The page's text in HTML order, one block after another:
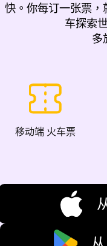
快。你每订一张票
车探索
多
移动端 火车票